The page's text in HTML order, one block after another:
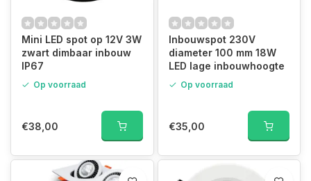
Mini LED spot op 12V 3W
zwart dimbaar inbouw
IP67
Op voorraad
€38,00
Inbouwspot 230V
diameter 100 mm 18W
LED lage inbouwhoogte
Op voorraad
€35,00